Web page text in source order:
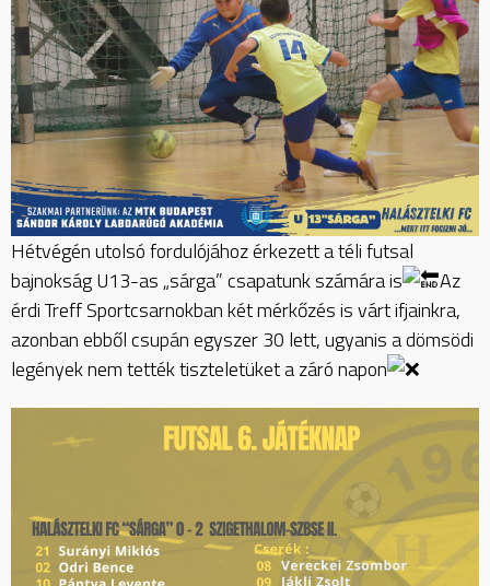
Hétvégén utolsó fordulójához érkezett a téli futsal
bajnokság U13-as „sárga” csapatunk számára is
Az
érdi Treff Sportcsarnokban két mérkőzés is várt ifjainkra,
azonban ebből csupán egyszer 30 lett, ugyanis a dömsödi
legények nem tették tiszteletüket a záró napon